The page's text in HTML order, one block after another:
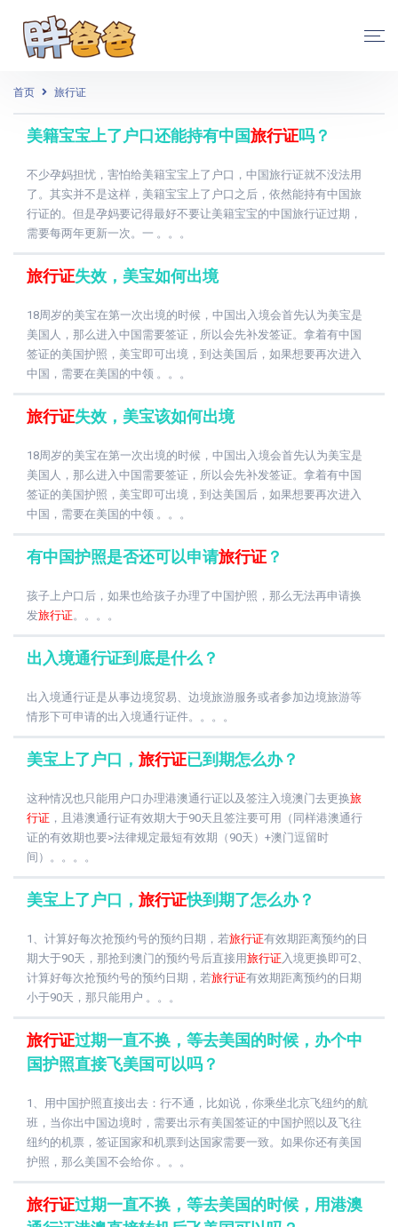
首页 旅行证
美籍宝宝上了户口还能持有中国旅行证吗？
不少孕妈担忧，害怕给美籍宝宝上了户口，中国旅⾏证就不没法用
了。其实并不是这样，美籍宝宝上了户口之后，依然能持有中国旅
⾏证的。但是孕妈要记得最好不要让美籍宝宝的中国旅⾏证过期，
需要每两年更新一次。一 。。。
旅行证失效，美宝如何出境
18周岁的美宝在第一次出境的时候，中国出入境会首先认为美宝是
美国人，那么进入中国需要签证，所以会先补发签证。拿着有中国
签证的美国护照，美宝即可出境，到达美国后，如果想要再次进入
中国，需要在美国的中领 。。。
旅行证失效，美宝该如何出境
18周岁的美宝在第一次出境的时候，中国出入境会首先认为美宝是
美国人，那么进入中国需要签证，所以会先补发签证。拿着有中国
签证的美国护照，美宝即可出境，到达美国后，如果想要再次进入
中国，需要在美国的中领 。。。
有中国护照是否还可以申请旅行证 ？
孩子上户口后，如果也给孩子办理了中国护照，那么无法再申请换
发旅行证。。。。
出入境通行证到底是什么？
出入境通行证是从事边境贸易、边境旅游服务或者参加边境旅游等
情形下可申请的出入境通行证件。。。。
美宝上了户口， 旅行证已到期怎么办？
这种情况也只能用户口办理港澳通行证以及签注入境澳门去更换旅
行证 ，且港澳通行证有效期大于90天且签注要可用（同样港澳通行
证的有效期也要>法律规定最短有效期（90天）+澳门逗留时
间）。。。。
美宝上了户口， 旅行证快到期了怎么办？
1、计算好每次抢预约号的预约日期，若旅行证有效期距离预约的日
期大于90天，那抢到澳门的预约号后直接用旅行证入境更换即可2、
计算好每次抢预约号的预约日期，若旅行证有效期距离预约的日期
小于90天，那只能用户 。。。
旅行证过期一直不换，等去美国的时候，办个中
国护照直接飞美国可以吗？
1、用中国护照直接出去：行不通，比如说，你乘坐北京飞纽约的航
班，当你出中国边境时，需要出示有美国签证的中国护照以及飞往
纽约的机票，签证国家和机票到达国家需要一致。如果你还有美国
护照，那么美国不会给你 。。。
旅行证过期一直不换，等去美国的时候，用港澳